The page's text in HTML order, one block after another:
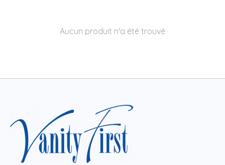
Aucun produit n'a été trouvé